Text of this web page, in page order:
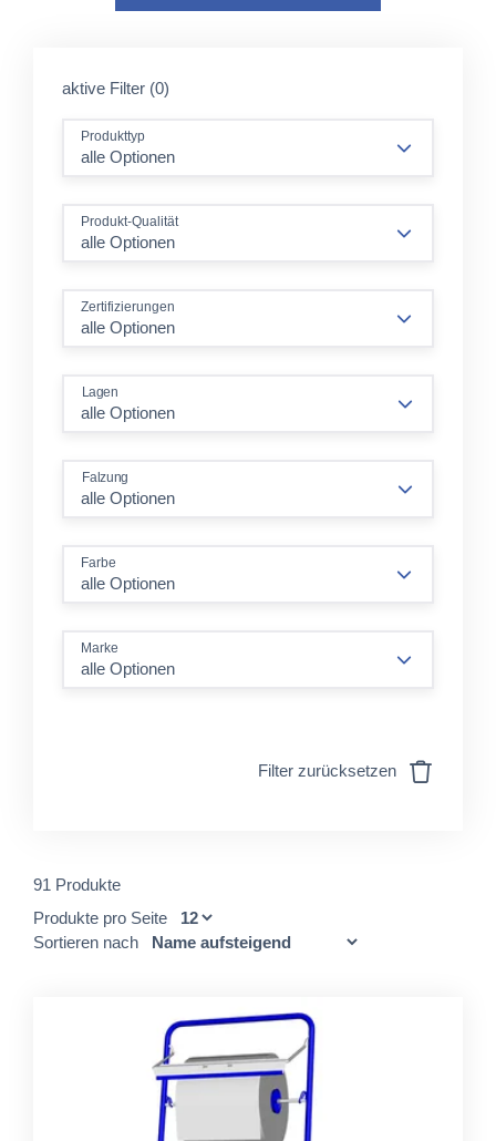
aktive Filter (0)
Produkttyp
alle Optionen
Produkt-Qualität
alle Optionen
Zertifizierungen
alle Optionen
Lagen
Falzung
Farbe
alle Optionen
Marke
alle Optionen
Filter zurücksetzen
91 Produkte
Produkte pro Seite
Sortieren nach